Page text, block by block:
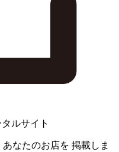
ルサイト
あなたのお店を 掲載しま